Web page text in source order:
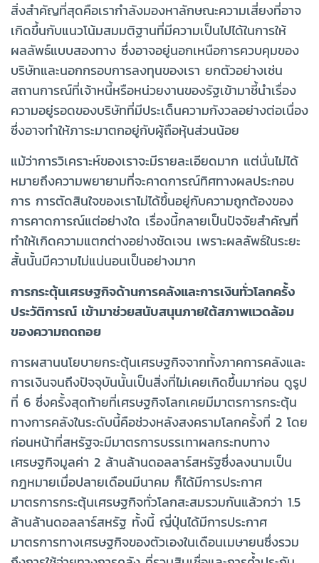
สิ่งสำคัญที่สุดคือเรากำลังมองหาลักษณะความเสี่ยงที่อาจ
เกิดขึ้นกับแนวโน้มสมมติฐานที่มีความเป็นไปได้ในการให้
ผลลัพธ์แบบสองทาง ซึ่งอาจอยู่นอกเหนือการควบคุมของ
บริษัทและนอกกรอบการลงทุนของเรา ยกตัวอย่างเช่น
สถานการณ์ที่เจ้าหนี้หรือหน่วยงานของรัฐเข้ามาชี้นำเรื่อง
ความอยู่รอดของบริษัทที่มีประเด็นความกังวลอย่างต่อเนื่อง
ซึ่งอาจทำให้ภาระมาตกอยู่กับผู้ถือหุ้นส่วนน้อย
แม้ว่าการวิเคราะห์ของเราจะมีรายละเอียดมาก แต่นั่นไม่ได้
หมายถึงความพยายามที่จะคาดการณ์ทิศทางผลประกอบ
การ การตัดสินใจของเราไม่ได้ขึ้นอยู่กับความถูกต้องของ
การคาดการณ์แต่อย่างใด เรื่องนี้กลายเป็นปัจจัยสำคัญที่
ทำให้เกิดความแตกต่างอย่างชัดเจน เพราะผลลัพธ์ในระยะ
สั้นนั้นมีความไม่แน่นอนเป็นอย่างมาก
การกระตุ้นเศรษฐกิจด้านการคลังและการเงินทั่วโลกครั้ง
ประวัติการณ์ เข้ามาช่วยสนับสนุนภายใต้สภาพแวดล้อม
ของความถดถอย
การผสานนโยบายกระตุ้นเศรษฐกิจจากทั้งภาคการคลังและ
การเงินจนถึงปัจจุบันนั้นเป็นสิ่งที่ไม่เคยเกิดขึ้นมาก่อน ดูรูป
ที่ 6 ซึ่งครั้งสุดท้ายที่เศรษฐกิจโลกเคยมีมาตรการกระตุ้น
ทางการคลังในระดับนี้คือช่วงหลังสงครามโลกครั้งที่ 2 โดย
ก่อนหน้าที่สหรัฐจะมีมาตรการบรรเทาผลกระทบทาง
เศรษฐกิจมูลค่า 2 ล้านล้านดอลลาร์สหรัฐซึ่งลงนามเป็น
กฎหมายเมื่อปลายเดือนมีนาคม ก็ได้มีการประกาศ
มาตรการกระตุ้นเศรษฐกิจทั่วโลกสะสมรวมกันแล้วกว่า 1.5
ล้านล้านดอลลาร์สหรัฐ ทั้งนี้ ญี่ปุ่นได้มีการประกาศ
มาตรการทางเศรษฐกิจของตัวเองในเดือนเมษายนซึ่งรวม